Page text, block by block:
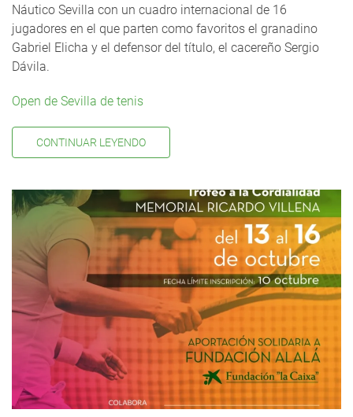
Náutico Sevilla con un cuadro internacional de 16
jugadores en el que parten como favoritos el granadino
Gabriel Elicha y el defensor del título, el cacereño Sergio
Dávila.
Open de Sevilla de tenis
CONTINUAR LEYENDO